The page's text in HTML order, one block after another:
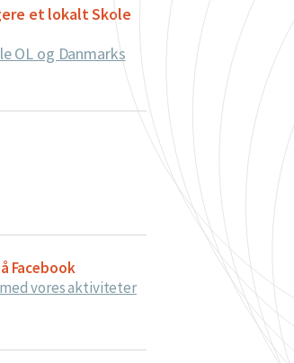
et lokalt Skole
OL og Danmarks
Facebook
vores aktiviteter